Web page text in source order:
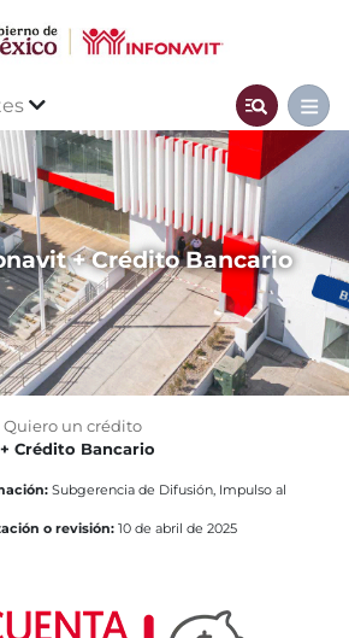
+ Crédito Bancario
Quiero un crédito
Crédito Bancario
Subgerencia de Difusión, Impulso al
o revisión: 10 de abril de 2025